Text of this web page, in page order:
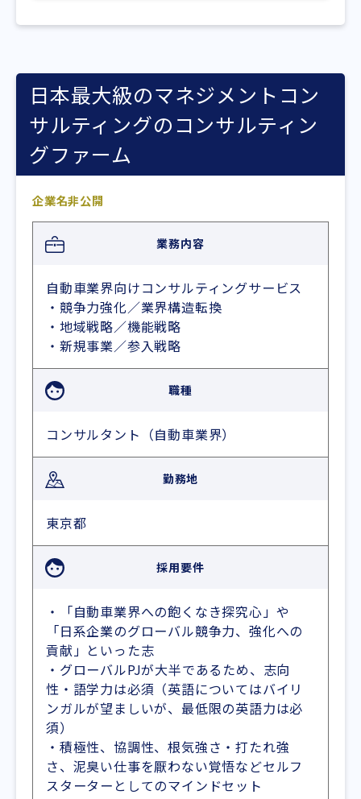
日本最大級のマネジメントコン
サルティングのコンサルティン
グファーム
企業名非公開
業務内容
自動車業界向けコンサルティングサービス
・競争力強化／業界構造転換
・地域戦略／機能戦略
・新規事業／参入戦略
職種
コンサルタント（自動車業界）
勤務地
東京都
採用要件
・「自動車業界への飽くなき探究心」や
「日系企業のグローバル競争力、強化への
貢献」といった志
・グローバルPJが大半であるため、志向
性・語学力は必須（英語についてはバイリ
ンガルが望ましいが、最低限の英語力は必
須）
・積極性、協調性、根気強さ・打たれ強
さ、泥臭い仕事を厭わない覚悟などセルフ
スターターとしてのマインドセット